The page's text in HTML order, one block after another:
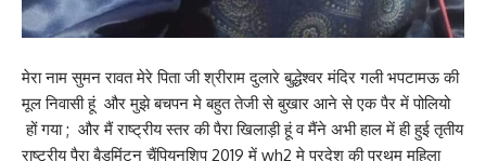
‌मेरा नाम सुमन रावत मेरे पिता जी श्रीराम दुलारे बुद्धेश्वर मंदिर गली भपटामऊ की
मूल निवासी हूं और मुझे बचपन मे बहुत तेजी से बुखार आने से एक पैर में पोलियो
हों गया ; और मैं राष्ट्रीय स्तर की पैरा खिलाड़ी हूं व मैंने अभी हाल में ही हुई तृतीय
राष्ट्रीय पैरा बैडमिंटन चैंपियनशिप 2019 में wh2 मे प्रदेश की प्रथम महिला